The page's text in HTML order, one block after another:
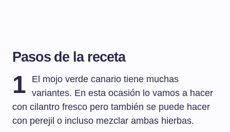
Pasos de la receta
1
El mojo verde canario tiene muchas
variantes. En esta ocasión lo vamos a hacer
con cilantro fresco pero también se puede hacer
con perejil o incluso mezclar ambas hierbas.